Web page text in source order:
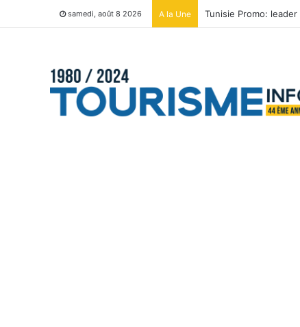
samedi, août 8 2026 A la Une Tunisie Promo: